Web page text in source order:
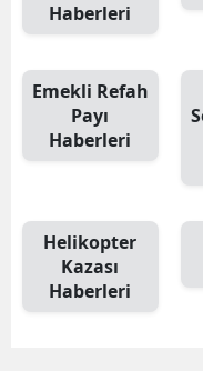
Haberleri
Emekli Refah
Payı
Haberleri
Helikopter
Kazası
Haberleri